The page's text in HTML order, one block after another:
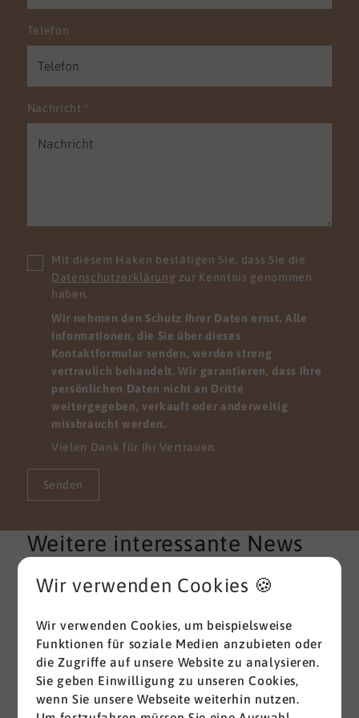
Telefon
Nachricht *
Mit diesem Haken bestätigen Sie, dass Sie die
Datenschutzerklärung zur Kenntnis genommen
haben.
Wir nehmen den Schutz Ihrer Daten ernst. Alle
Informationen, die Sie über dieses
Kontaktformular senden, werden streng
vertraulich behandelt. Wir garantieren, dass Ihre
persönlichen Daten nicht an Dritte
weitergegeben, verkauft oder anderweitig
missbraucht werden.
Vielen Dank für Ihr Vertrauen.
Senden
Weitere interessante News
Alle ansehen
Wir verwenden Cookies 🍪
Wir verwenden Cookies, um beispielsweise
Funktionen für soziale Medien anzubieten oder
die Zugriffe auf unsere Website zu analysieren.
Sie geben Einwilligung zu unseren Cookies,
wenn Sie unsere Webseite weiterhin nutzen.